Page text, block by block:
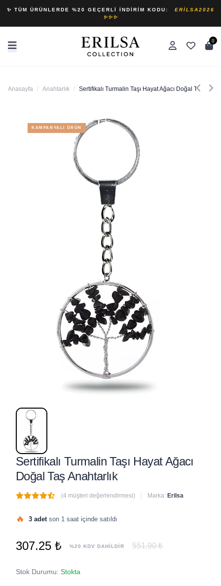
✨ TÜM ÜRÜNLERDE %20 GEÇERLI İNDIRIM KODU:
ERILSA2026
✨✨✨
0
Anasayfa / Anahtarlık / Sertifikalı Turmalin Taşı Hayat Ağacı Doğal Taş
KAMPANYALI ÜRÜN
Sertifikalı Turmalin Taşı Hayat Ağacı
Doğal Taş Anahtarlık
(4 müşteri değerlendirmesi) Marka: Erilsa
🔥 3 adet son 1 saat içinde satıldı
307.25 ₺ %20 KDV DAHİLDİR 551.90 ₺
Stok Durumu: Stokta